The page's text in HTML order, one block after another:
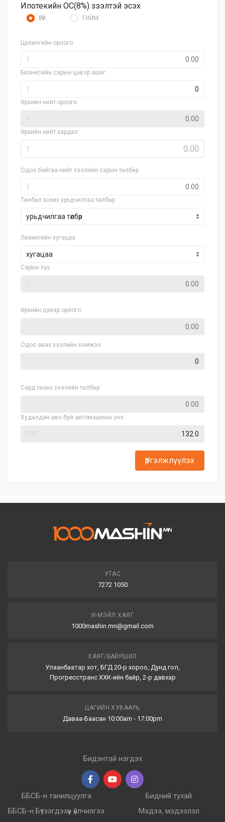
Ипотекийн ОС(8%) зээлтэй эсэх
ҮГҮЙ ТИЙМ
Цалингийн орлого
₮
Бизнесийн сарын цэвэр ашиг
₮
Өрхийн нийт орлого
Өрхийн нийт зардал
₮
Одоо байгаа нийт зээлийн сарын төлбөр
₮
Төлбөл зохих урьдчилгаа төлбөр
Лизингийн хугацаа
хугацаа
Сарын хүү:
Өрхийн цэвэр орлого:
Одоо авах зээлийн хэмжээ:
Сард төлөх зээлийн төлбөр:
Худалдан авч буй автомашины үнэ:
Үргэлжлүүлэх
УТАС
7272 1050
И-МЭЙЛ ХАЯГ
1000mashin.mn@gmail.com
ХАЯГ/БАЙРШИЛ
Улаанбаатар хот, БГД 20-р хороо, Дунд гол,
Прогресстранс ХХК-ийн байр, 2-р давхар
ЦАГИЙН ХУВААРЬ
Даваа-Баасан 10:00am - 17:00pm
Бидэнтэй нэгдэх
ББСБ-н танилцуулга
ББСБ-н Бүтээгдэхүүн үйлчилгээ
Бидний тухай
Мэдээ, мэдээлэл